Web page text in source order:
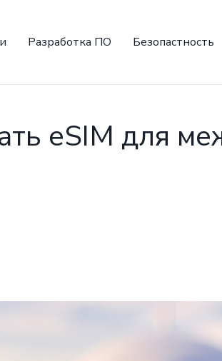
Разработка ПО Безопастность
eSIM для